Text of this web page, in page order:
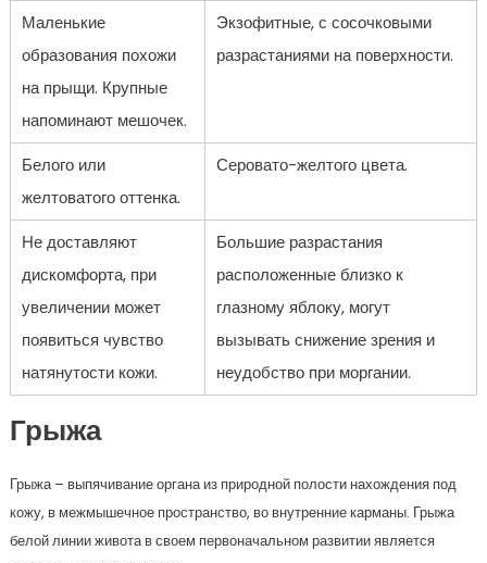
Маленькие
образования похожи
на прыщи. Крупные
напоминают мешочек.
Экзофитные, с сосочковыми
разрастаниями на поверхности.
Белого или
желтоватого оттенка.
Серовато-желтого цвета.
Не доставляют
дискомфорта, при
увеличении может
появиться чувство
натянутости кожи.
Большие разрастания
расположенные близко к
глазному яблоку, могут
вызывать снижение зрения и
неудобство при моргании.
Грыжа
Грыжа – выпячивание органа из природной полости нахождения под
кожу, в межмышечное пространство, во внутренние карманы. Грыжа
белой линии живота в своем первоначальном развитии является